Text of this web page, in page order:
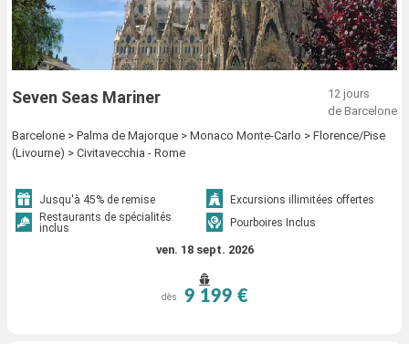
Seven Seas Mariner
12 jours
de Barcelone
Barcelone > Palma de Majorque > Monaco Monte-Carlo > Florence/Pise
(Livourne) > Civitavecchia - Rome
Jusqu'à 45% de remise
Excursions illimitées offertes
Restaurants de spécialités
inclus
Pourboires Inclus
ven. 18 sept. 2026
dès 9 199 €